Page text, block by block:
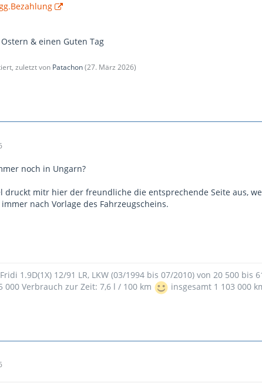
& einen Guten Tag
zuletzt von Patachon(27. März 2026)
noch in Ungarn?
druckt mitr hier der freundliche die entsprechende Seite aus,
nach Vorlage des Fahrzeugscheins.
1.9D(1X) 12/91 LR, LKW (03/1994 bis 07/2010) von 20 500 bis
000 Verbrauch zur Zeit: 7,6 l / 100 km
insgesamt 1 103 000